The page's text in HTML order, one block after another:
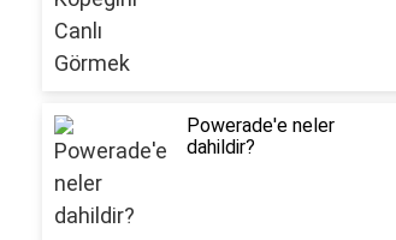
Powerade'e neler
dahildir?